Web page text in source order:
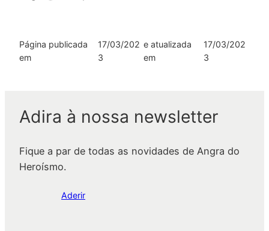
Página publicada
em
17/03/202
3
e atualizada
em
17/03/202
3
Adira à nossa newsletter
Fique a par de todas as novidades de Angra do
Heroísmo.
Aderir